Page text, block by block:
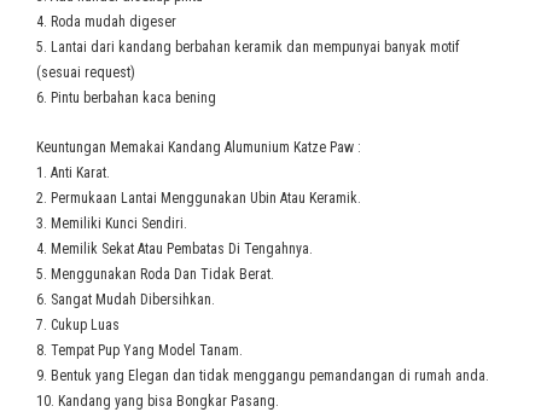
4. Roda mudah digeser
5. Lantai dari kandang berbahan keramik dan mempunyai banyak motif
(sesuai request)
6. Pintu berbahan kaca bening
Keuntungan Memakai Kandang Alumunium Katze Paw :
1. Anti Karat.
2. Permukaan Lantai Menggunakan Ubin Atau Keramik.
3. Memiliki Kunci Sendiri.
4. Memilik Sekat Atau Pembatas Di Tengahnya.
5. Menggunakan Roda Dan Tidak Berat.
6. Sangat Mudah Dibersihkan.
7. Cukup Luas
8. Tempat Pup Yang Model Tanam.
9. Bentuk yang Elegan dan tidak menggangu pemandangan di rumah anda.
10. Kandang yang bisa Bongkar Pasang.